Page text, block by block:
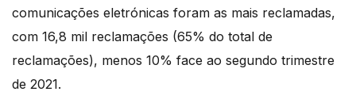
comunicações eletrónicas foram as mais reclamadas,
com 16,8 mil reclamações (65% do total de
reclamações), menos 10% face ao segundo trimestre
de 2021.